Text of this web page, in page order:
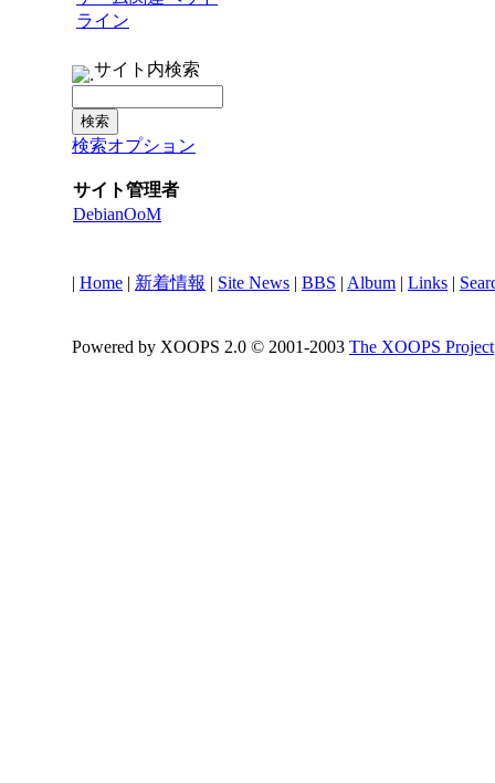
ライン
サイト内検索
検索オプション
サイト管理者
DebianOoM
| Home | 新着情報 | Site News | BBS | Album | Links |
Powered by XOOPS 2.0 © 2001-2003 The XOOPS Project